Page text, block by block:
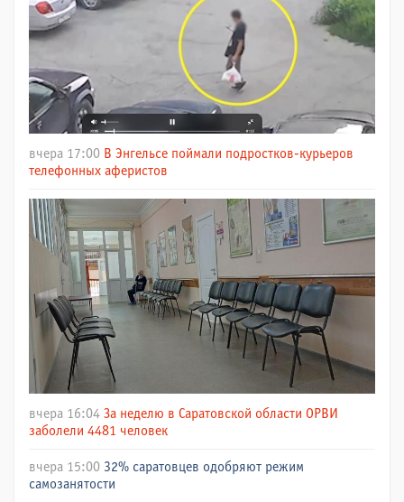
вчера 17:00 В Энгельсе поймали подростков-курьеров
телефонных аферистов
вчера 16:04 За неделю в Саратовской области ОРВИ
заболели 4481 человек
вчера 15:00 32% саратовцев одобряют режим
самозанятости